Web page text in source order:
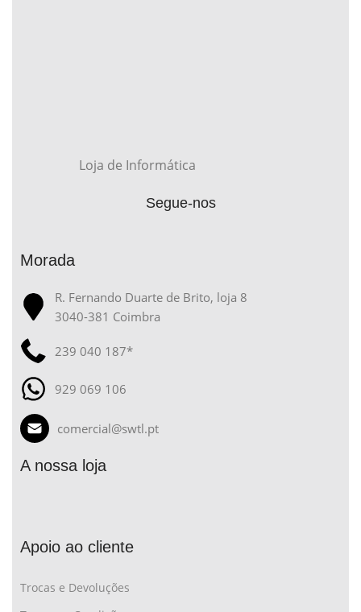
Loja de Informática
Segue-nos
Morada
R. Fernando Duarte de Brito, loja 8
3040-381 Coimbra
239 040 187*
929 069 106
comercial@swtl.pt
A nossa loja
Apoio ao cliente
Trocas e Devoluções